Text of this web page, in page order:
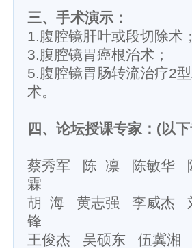
三、手术演示：
1.腹腔镜肝叶或段切
3.腹腔镜胃癌根治
5.腹腔镜胃肠转流治疗
术。
四、论坛授课专家：(以
蔡秀军 陈 凛 陈敏华
霖
胡 海 黄志强 李威杰
锋
王俊杰 吴硕东 伍冀